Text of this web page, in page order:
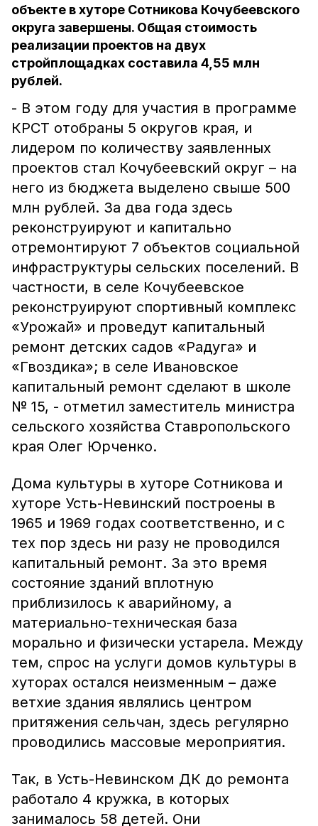
объекте в хуторе Сотникова Кочубеевского
округа завершены. Общая стоимость
реализации проектов на двух
стройплощадках составила 4,55 млн
рублей.
- В этом году для участия в программе
КРСТ отобраны 5 округов края, и
лидером по количеству заявленных
проектов стал Кочубеевский округ – на
него из бюджета выделено свыше 500
млн рублей. За два года здесь
реконструируют и капитально
отремонтируют 7 объектов социальной
инфраструктуры сельских поселений. В
частности, в селе Кочубеевское
реконструируют спортивный комплекс
«Урожай» и проведут капитальный
ремонт детских садов «Радуга» и
«Гвоздика»; в селе Ивановское
капитальный ремонт сделают в школе
№ 15, - отметил заместитель министра
сельского хозяйства Ставропольского
края Олег Юрченко.
Дома культуры в хуторе Сотникова и
хуторе Усть-Невинский построены в
1965 и 1969 годах соответственно, и с
тех пор здесь ни разу не проводился
капитальный ремонт. За это время
состояние зданий вплотную
приблизилось к аварийному, а
материально-техническая база
морально и физически устарела. Между
тем, спрос на услуги домов культуры в
хуторах остался неизменным – даже
ветхие здания являлись центром
притяжения сельчан, здесь регулярно
проводились массовые мероприятия.
Так, в Усть-Невинском ДК до ремонта
работало 4 кружка, в которых
занималось 58 детей. Они